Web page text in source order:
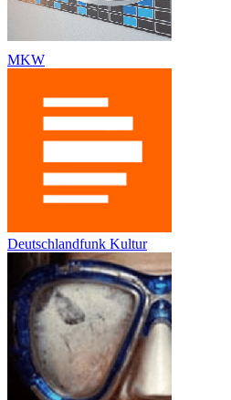
MKW
Deutschlandfunk Kultur